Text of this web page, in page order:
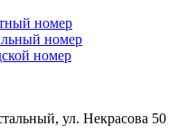
номер
номер
номер
, ул. Некрасова 50